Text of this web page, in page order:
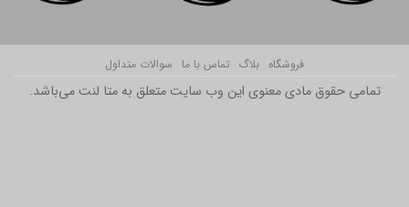
فروشگاه بلاگ تماس با ما سوالات متداول
تمامی حقوق مادی معنوی این وب سایت متعلق به متا لنت می‌باشد.